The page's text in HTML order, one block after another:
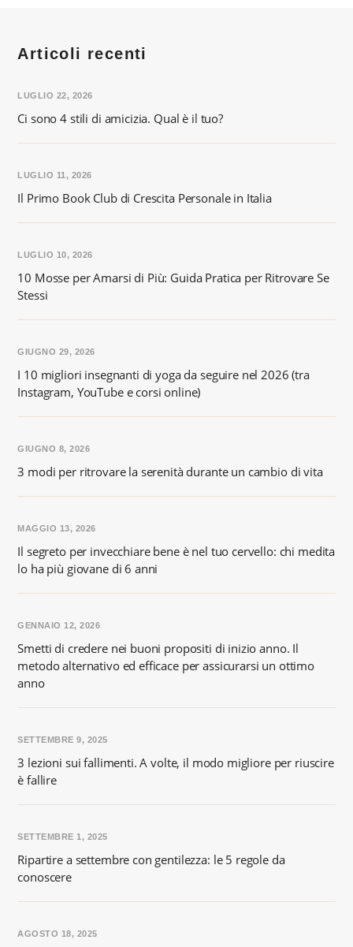
Articoli recenti
Ci sono 4 stili di amicizia. Qual è il tuo?
LUGLIO 22, 2026
Il Primo Book Club di Crescita Personale in Italia
LUGLIO 11, 2026
10 Mosse per Amarsi di Più: Guida Pratica per Ritrovare Se
Stessi
LUGLIO 10, 2026
I 10 migliori insegnanti di yoga da seguire nel 2026 (tra
Instagram, YouTube e corsi online)
GIUGNO 29, 2026
3 modi per ritrovare la serenità durante un cambio di vita
GIUGNO 8, 2026
Il segreto per invecchiare bene è nel tuo cervello: chi medita
lo ha più giovane di 6 anni
MAGGIO 13, 2026
Smetti di credere nei buoni propositi di inizio anno. Il
metodo alternativo ed efficace per assicurarsi un ottimo
anno
GENNAIO 12, 2026
3 lezioni sui fallimenti. A volte, il modo migliore per riuscire
è fallire
SETTEMBRE 9, 2025
Ripartire a settembre con gentilezza: le 5 regole da
conoscere
SETTEMBRE 1, 2025
AGOSTO 18, 2025